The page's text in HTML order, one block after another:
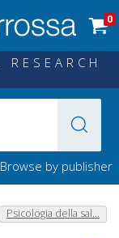
0
Browse by publisher
Psicologia della sal...